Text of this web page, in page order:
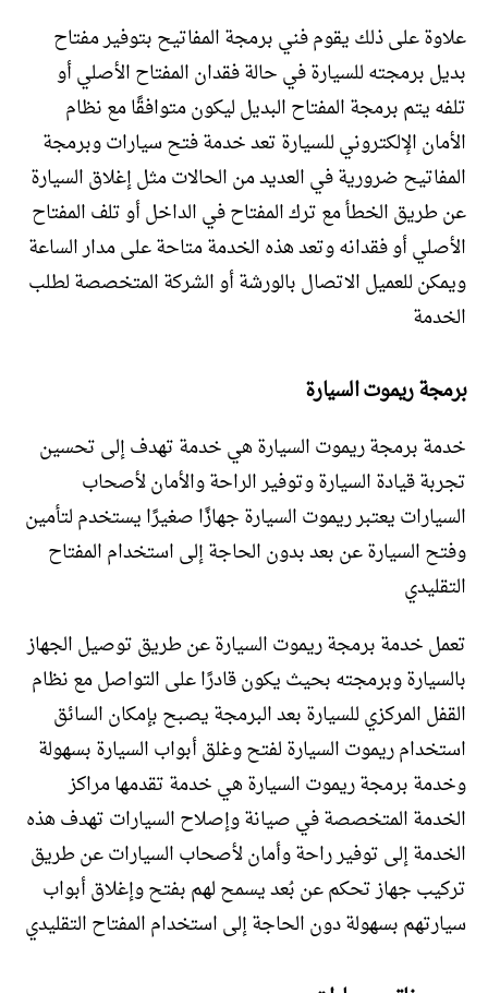
علاوة على ذلك يقوم فني برمجة المفاتيح بتوفير مفتاح
بديل برمجته للسيارة في حالة فقدان المفتاح الأصلي أو
تلفه يتم برمجة المفتاح البديل ليكون متوافقًا مع نظام
الأمان الإلكتروني للسيارة تعد خدمة فتح سيارات وبرمجة
المفاتيح ضرورية في العديد من الحالات مثل إغلاق السيارة
عن طريق الخطأ مع ترك المفتاح في الداخل أو تلف المفتاح
الأصلي أو فقدانه وتعد هذه الخدمة متاحة على مدار الساعة
ويمكن للعميل الاتصال بالورشة أو الشركة المتخصصة لطلب
الخدمة
برمجة ريموت السيارة
خدمة برمجة ريموت السيارة هي خدمة تهدف إلى تحسين
تجربة قيادة السيارة وتوفير الراحة والأمان لأصحاب
السيارات يعتبر ريموت السيارة جهازًا صغيرًا يستخدم لتأمين
وفتح السيارة عن بعد بدون الحاجة إلى استخدام المفتاح
التقليدي
تعمل خدمة برمجة ريموت السيارة عن طريق توصيل الجهاز
بالسيارة وبرمجته بحيث يكون قادرًا على التواصل مع نظام
القفل المركزي للسيارة بعد البرمجة يصبح بإمكان السائق
استخدام ريموت السيارة لفتح وغلق أبواب السيارة بسهولة
وخدمة برمجة ريموت السيارة هي خدمة تقدمها مراكز
الخدمة المتخصصة في صيانة وإصلاح السيارات تهدف هذه
الخدمة إلى توفير راحة وأمان لأصحاب السيارات عن طريق
تركيب جهاز تحكم عن بُعد يسمح لهم بفتح وإغلاق أبواب
سيارتهم بسهولة دون الحاجة إلى استخدام المفتاح التقليدي